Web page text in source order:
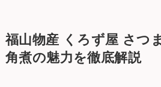
福山物産 くろず屋 さつ
角煮の魅力を徹底解説